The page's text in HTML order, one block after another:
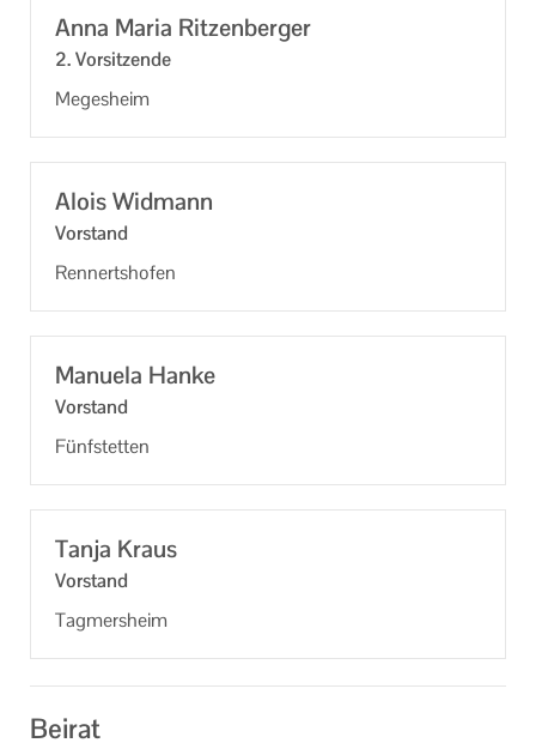
Anna Maria Rit­zen­ber­ger
2. Vor­sit­zen­de
Me­ges­heim
Alois Wid­mann
Vor­stand
Ren­nerts­ho­fen
Ma­nue­la Hanke
Vor­stand
Fünf­stet­ten
Tanja Kraus
Vor­stand
Tag­mers­heim
Beirat
Informationen
Machen Sie mit!
Datenschutzerklärung